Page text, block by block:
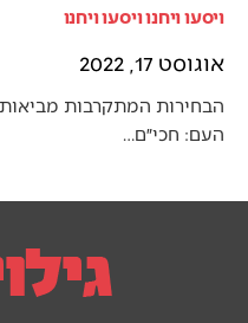
ויסעו ויחנו ויסעו ויחנו
אוגוסט 17, 2022
הבחירות המתקרבות
העם: חכי״ם…